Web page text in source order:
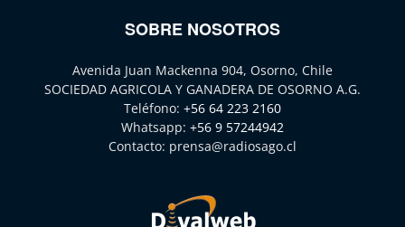
SOBRE NOSOTROS
Avenida Juan Mackenna 904, Osorno, Chile
SOCIEDAD AGRICOLA Y GANADERA DE OSORNO A.G.
Teléfono: +56 64 223 2160
Whatsapp: +56 9 57244942
Contacto: prensa@radiosago.cl